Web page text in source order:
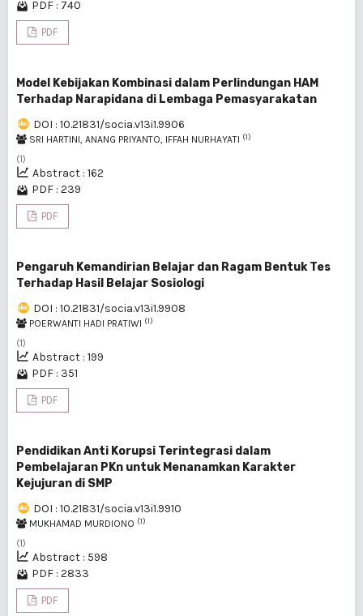
PDF : 740
PDF
Model Kebijakan Kombinasi dalam Perlindungan HAM
Terhadap Narapidana di Lembaga Pemasyarakatan
DOI : 10.21831/socia.v13i1.9906
SRI HARTINI, ANANG PRIYANTO, IFFAH NURHAYATI (1)
(1)
Abstract : 162
PDF : 239
PDF
Pengaruh Kemandirian Belajar dan Ragam Bentuk Tes
Terhadap Hasil Belajar Sosiologi
DOI : 10.21831/socia.v13i1.9908
POERWANTI HADI PRATIWI (1)
(1)
Abstract : 199
PDF : 351
PDF
Pendidikan Anti Korupsi Terintegrasi dalam
Pembelajaran PKn untuk Menanamkan Karakter
Kejujuran di SMP
DOI : 10.21831/socia.v13i1.9910
MUKHAMAD MURDIONO (1)
(1)
Abstract : 598
PDF : 2833
PDF